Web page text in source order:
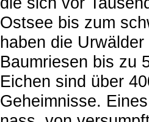
Ostsee bis zum
haben die
Baumriesen bis zu
Eichen sind über
Geheimnisse.